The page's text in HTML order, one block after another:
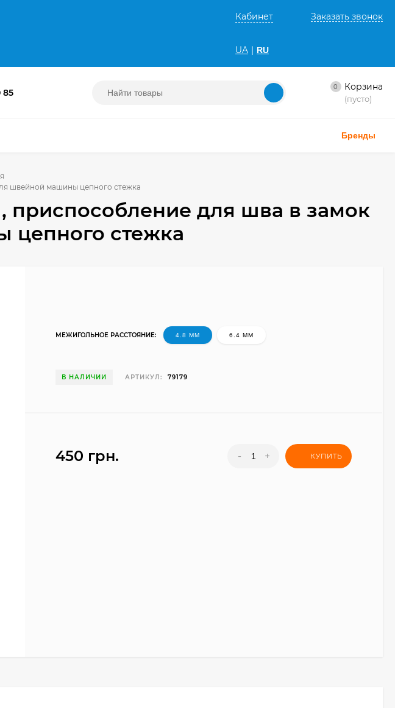
Кабинет Заказать звонок
UA | RU
85 0 Корзина
(пусто)
Бренды
швейной машины цепного стежка
приспособление для шва в замок
стежка
МЕЖИГОЛЬНОЕ РАССТОЯНИЕ: 4.8 ММ 6.4 ММ
В НАЛИЧИИ АРТИКУЛ: 79179
450 грн. - + КУПИТЬ